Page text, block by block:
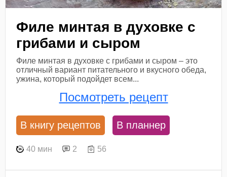
Филе минтая в духовке с
грибами и сыром
Филе минтая в духовке с грибами и сыром – это
отличный вариант питательного и вкусного обеда,
ужина, который подойдет всем...
Посмотреть рецепт
В книгу рецептов В планнер
40 мин 2 56